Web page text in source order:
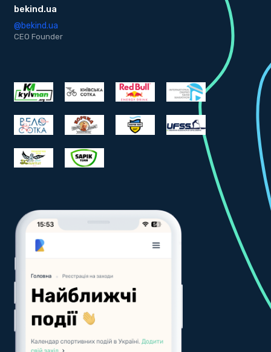
bekind.ua
@bekind.ua
CEO Founder